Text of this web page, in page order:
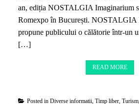
an, ediția NOSTALGIA Imaginarium
Romexpo în București. NOSTALGIA
propune publicului o călătorie într-un
[…]
READ MORE
Posted inDiverse informatii ,Timp liber ,